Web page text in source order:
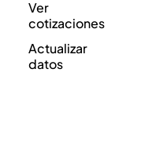
Ver
cotizaciones
Actualizar
datos